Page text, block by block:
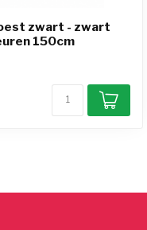
zwart - zwart
150cm